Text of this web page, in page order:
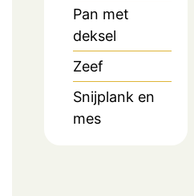
Pan met
deksel
Zeef
Snijplank en
mes